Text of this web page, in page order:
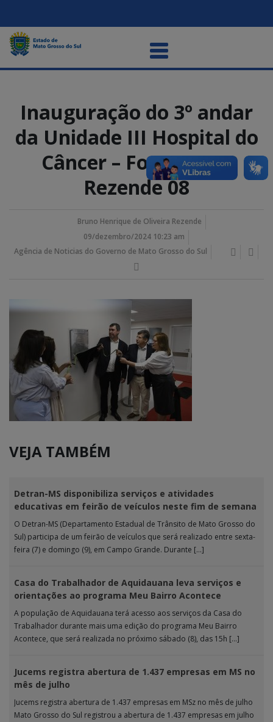
Inauguração do 3º andar
da Unidade III Hospital do
Câncer – Foto Bruno
Rezende 08
Bruno Henrique de Oliveira Rezende
09/dezembro/2024 10:23 am
Agência de Noticias do Governo de Mato Grosso do Sul
VEJA TAMBÉM
Detran-MS disponibiliza serviços e atividades
educativas em feirão de veículos neste fim de semana
O Detran-MS (Departamento Estadual de Trânsito de Mato Grosso do
Sul) participa de um feirão de veículos que será realizado entre sexta-
feira (7) e domingo (9), em Campo Grande. Durante […]
Casa do Trabalhador de Aquidauana leva serviços e
orientações ao programa Meu Bairro Acontece
A população de Aquidauana terá acesso aos serviços da Casa do
Trabalhador durante mais uma edição do programa Meu Bairro
Acontece, que será realizada no próximo sábado (8), das 15h […]
Jucems registra abertura de 1.437 empresas em MS no
mês de julho
Jucems registra abertura de 1.437 empresas em MSz no mês de julho
Mato Grosso do Sul registrou a abertura de 1.437 empresas em julho